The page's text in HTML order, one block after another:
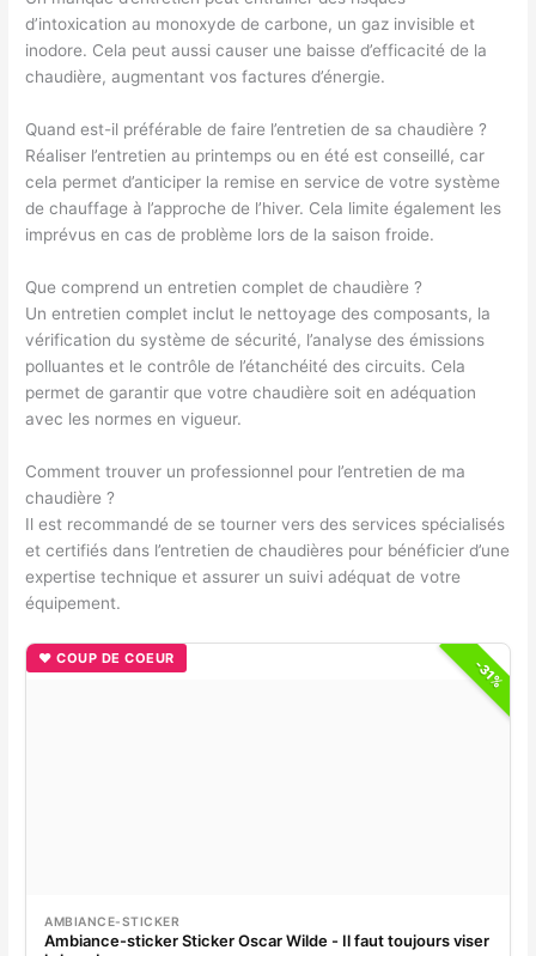
d’intoxication au monoxyde de carbone, un gaz invisible et
inodore. Cela peut aussi causer une baisse d’efficacité de la
chaudière, augmentant vos factures d’énergie.
Quand est-il préférable de faire l’entretien de sa chaudière ?
Réaliser l’entretien au printemps ou en été est conseillé, car
cela permet d’anticiper la remise en service de votre système
de chauffage à l’approche de l’hiver. Cela limite également les
imprévus en cas de problème lors de la saison froide.
Que comprend un entretien complet de chaudière ?
Un entretien complet inclut le nettoyage des composants, la
vérification du système de sécurité, l’analyse des émissions
polluantes et le contrôle de l’étanchéité des circuits. Cela
permet de garantir que votre chaudière soit en adéquation
avec les normes en vigueur.
Comment trouver un professionnel pour l’entretien de ma
chaudière ?
Il est recommandé de se tourner vers des services spécialisés
et certifiés dans l’entretien de chaudières pour bénéficier d’une
expertise technique et assurer un suivi adéquat de votre
équipement.
-31%
♥ COUP DE COEUR
AMBIANCE-STICKER
Ambiance-sticker Sticker Oscar Wilde - Il faut toujours viser